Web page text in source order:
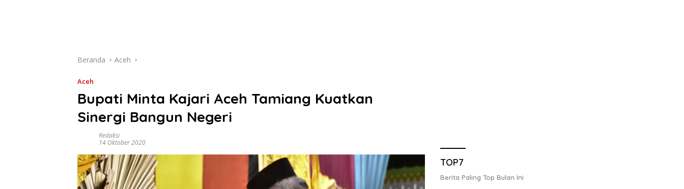
Beranda Aceh
Aceh
Bupati Minta Kajari Aceh Tamiang Kuatkan
Sinergi Bangun Negeri
Redaksi
14 Oktober 2020
TOP7
Berita Paling Top Bulan Ini